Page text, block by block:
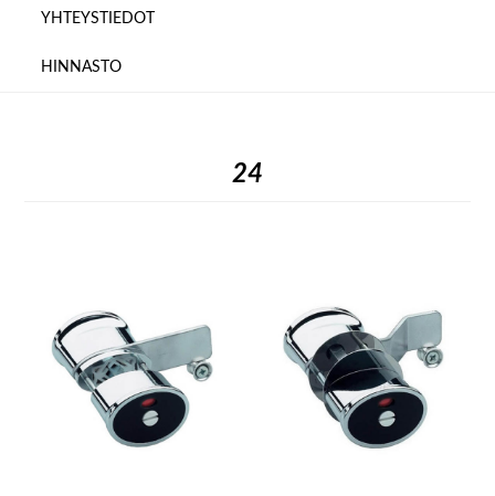
YHTEYSTIEDOT
HINNASTO
24